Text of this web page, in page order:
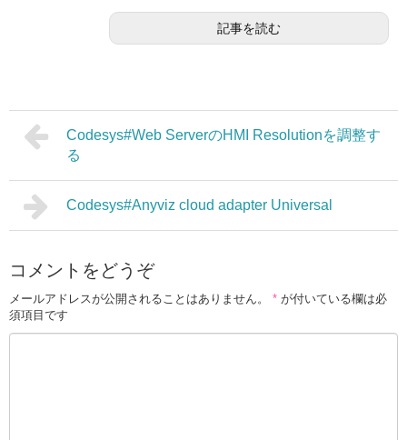
記事を読む
Codesys#Web ServerのHMI Resolutionを調整す
る
Codesys#Anyviz cloud adapter Universal
コメントをどうぞ
メールアドレスが公開されることはありません。 * が付いている欄は必
須項目です